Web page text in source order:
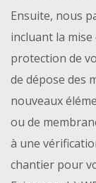
Ensuite, nous
incluant la mise
protection de
de dépose des
nouveaux
ou de
à une
chantier pour